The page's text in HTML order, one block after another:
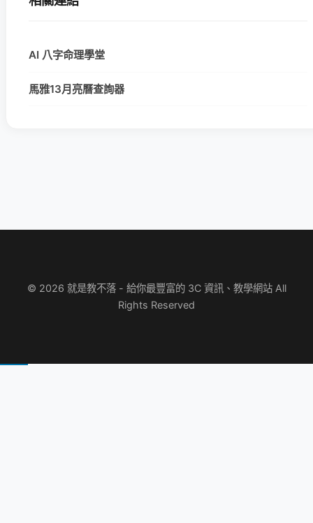
AI 八字命理學堂
馬雅13月亮曆查詢器
© 2026 就是教不落 - 給你最豐富的 3C 資訊、教學網站 All
Rights Reserved